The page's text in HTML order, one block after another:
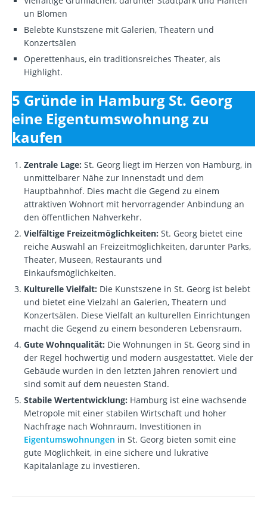
un Blomen
Belebte Kunstszene mit Galerien, Theatern und
Konzertsälen
Operettenhaus, ein traditionsreiches Theater, als
Highlight.
5 Gründe in Hamburg St. Georg
eine Eigentumswohnung zu
kaufen
Zentrale Lage: St. Georg liegt im Herzen von Hamburg, in
unmittelbarer Nähe zur Innenstadt und dem
Hauptbahnhof. Dies macht die Gegend zu einem
attraktiven Wohnort mit hervorragender Anbindung an
den öffentlichen Nahverkehr.
Vielfältige Freizeitmöglichkeiten: St. Georg bietet eine
reiche Auswahl an Freizeitmöglichkeiten, darunter Parks,
Theater, Museen, Restaurants und
Einkaufsmöglichkeiten.
Kulturelle Vielfalt: Die Kunstszene in St. Georg ist belebt
und bietet eine Vielzahl an Galerien, Theatern und
Konzertsälen. Diese Vielfalt an kulturellen Einrichtungen
macht die Gegend zu einem besonderen Lebensraum.
Gute Wohnqualität: Die Wohnungen in St. Georg sind in
der Regel hochwertig und modern ausgestattet. Viele der
Gebäude wurden in den letzten Jahren renoviert und
sind somit auf dem neuesten Stand.
Stabile Wertentwicklung: Hamburg ist eine wachsende
Metropole mit einer stabilen Wirtschaft und hoher
Nachfrage nach Wohnraum. Investitionen in
Eigentumswohnungen in St. Georg bieten somit eine
gute Möglichkeit, in eine sichere und lukrative
Kapitalanlage zu investieren.